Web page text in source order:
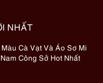
NHẤT
Cà Vạt Và Áo Sơ Mi
Công Sở Hot Nhất